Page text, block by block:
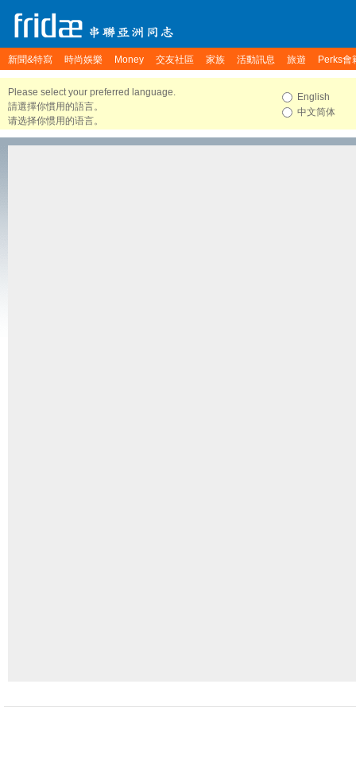
新聞&特寫 時尚娛樂 Money 交友社區 家族 活動訊息 旅遊 Perks會
Please select your preferred language.
請選擇你慣用的語言。
请选择你惯用的语言。
English
中文简体